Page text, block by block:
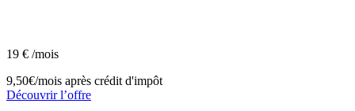
19 € /mois
9,50€/mois après crédit d'impôt
Découvrir l’offre